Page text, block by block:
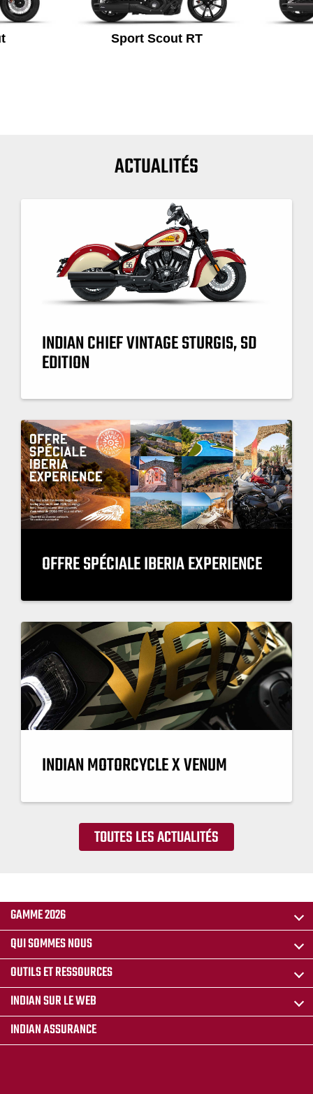
Sport Scout RT
ACTUALITÉS
INDIAN CHIEF VINTAGE STURGIS, SD
EDITION
OFFRE SPÉCIALE IBERIA EXPERIENCE
INDIAN MOTORCYCLE X VENUM
TOUTES LES ACTUALITÉS
GAMME 2026
QUI SOMMES NOUS
OUTILS ET RESSOURCES
INDIAN SUR LE WEB
INDIAN ASSURANCE